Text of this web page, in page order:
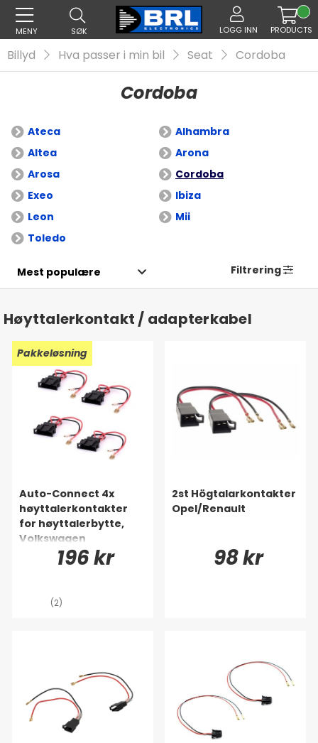
MENY SØK LOGG INN PRODUCTS
Billyd Hva passer i min bil Seat Cordoba
Cordoba
Ateca
Alhambra
Altea
Arona
Arosa
Cordoba
Exeo
Ibiza
Leon
Mii
Toledo
Filtrering
Høyttalerkontakt / adapterkabel
Pakkeløsning
Auto-Connect 4x
høyttalerkontakter
for høyttalerbytte,
Volkswagen
196 kr
(2)
2st Högtalarkontakter
Opel/Renault
98 kr